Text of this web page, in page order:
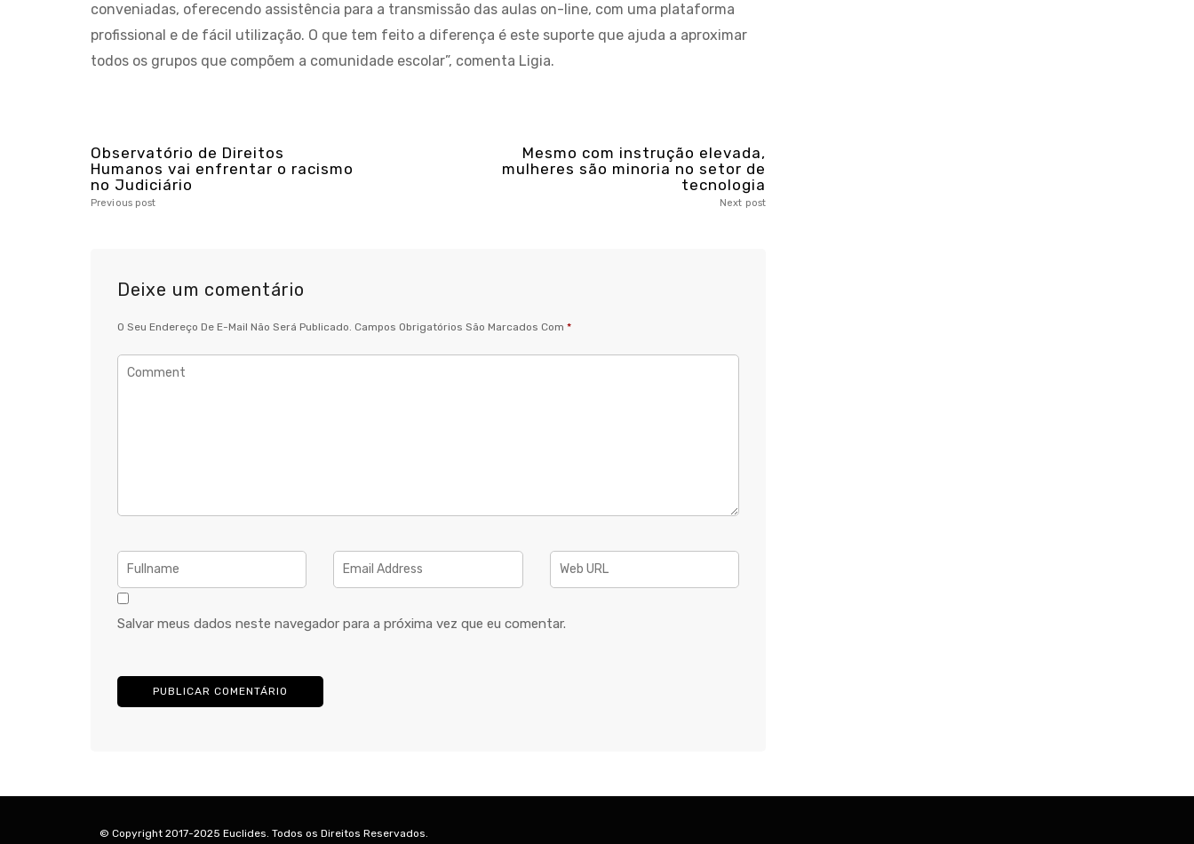
conveniadas, oferecendo assistência para a transmissão das aulas on-line, com uma plataforma
profissional e de fácil utilização. O que tem feito a diferença é este suporte que ajuda a aproximar
todos os grupos que compõem a comunidade escolar”, comenta Ligia.
Observatório de Direitos
Humanos vai enfrentar o racismo
no Judiciário
Previous post
Mesmo com instrução elevada,
mulheres são minoria no setor de
tecnologia
Next post
Deixe um comentário
O Seu Endereço De E-Mail Não Será Publicado. Campos Obrigatórios São Marcados Com *
Salvar meus dados neste navegador para a próxima vez que eu comentar.
© Copyright 2017-2025 Euclides. Todos os Direitos Reservados.